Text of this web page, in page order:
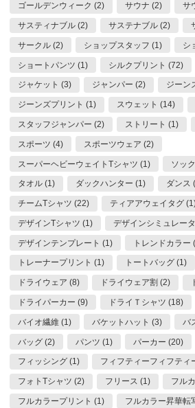
ゴールデンウィーク (2) サウナ (2) サ
サスティナブル (2) サステナブル (2)
サークル (2) ショップスタッフ (1) シ
ショートパンツ (1) シルクプリント (72)
ジャケット (3) ジャンパー (2) ジーン
ジーンズプリント (1) スウェット (14)
スタッフジャンパー (2) ストリート (1)
スポーツ (4) スポーツウェア (2)
スーパーヘビーウェイトTシャツ (1) ソッ
タオル (1) ダックハンター (1) ダンス
チームTシャツ (22) ティアアウェイタグ
デザインTシャツ (1) デザインシミュレー
デザインテンプレート (1) トレンドカラー
トレーナープリント (1) トートバッグ (1)
ドライウェア (8) ドライウェア割 (2)
ドライパーカー (9) ドライＴシャツ (18)
バイオ繊維 (1) バケットハット (3) バ
バッグ (2) パンツ (1) パーカー (20)
フィッシング (1) フィフティーフィフティ
フォトTシャツ (2) フリース (1) フル
フルカラープリント (1) フルカラー昇華転